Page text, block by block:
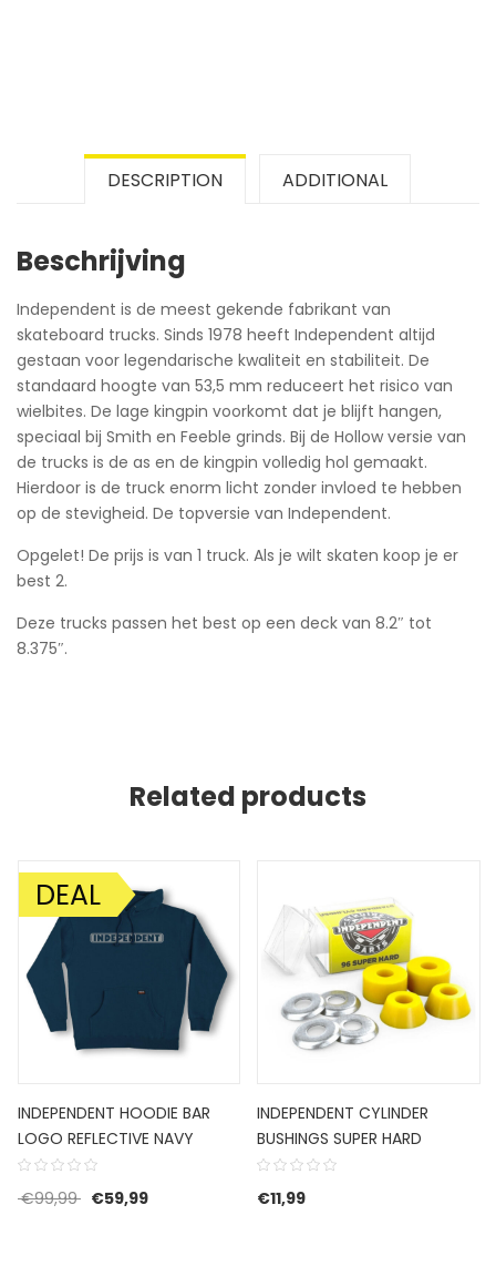
DESCRIPTION ADDITIONAL
Beschrijving
Independent is de meest gekende fabrikant van
skateboard trucks. Sinds 1978 heeft Independent altijd
gestaan voor legendarische kwaliteit en stabiliteit. De
standaard hoogte van 53,5 mm reduceert het risico van
wielbites. De lage kingpin voorkomt dat je blijft hangen,
speciaal bij Smith en Feeble grinds. Bij de Hollow versie van
de trucks is de as en de kingpin volledig hol gemaakt.
Hierdoor is de truck enorm licht zonder invloed te hebben
op de stevigheid. De topversie van Independent.
Opgelet! De prijs is van 1 truck. Als je wilt skaten koop je er
best 2.
Deze trucks passen het best op een deck van 8.2″ tot
8.375″.
Related products
AANBIEDING!
DEAL
INDEPENDENT HOODIE BAR
LOGO REFLECTIVE NAVY
€99,99 Oorspronkelijke prijs was: €99,99.
€59,99Huidige prijs is: €59,99.
INDEPENDENT CYLINDER
BUSHINGS SUPER HARD
€11,99